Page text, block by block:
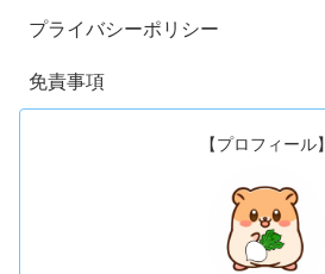
プライバシーポリシー
免責事項
【プロフィール】